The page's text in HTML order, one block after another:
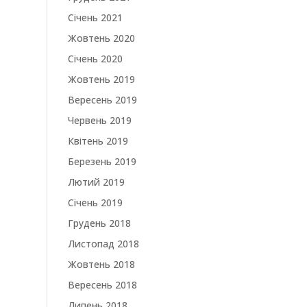
Січень 2021
Жовтень 2020
Січень 2020
Жовтень 2019
Вересень 2019
Червень 2019
Квітень 2019
Березень 2019
Лютий 2019
Січень 2019
Грудень 2018
Листопад 2018
Жовтень 2018
Вересень 2018